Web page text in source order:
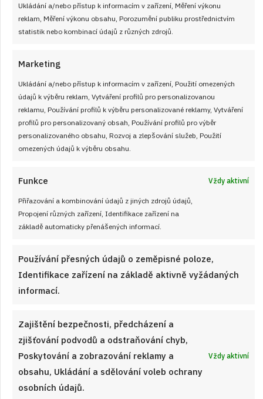
Ukládání a/nebo přístup k informacím v zařízení, Měření výkonu
reklam, Měření výkonu obsahu, Porozumění publiku prostřednictvím
statistik nebo kombinací údajů z různých zdrojů.
Marketing
Ukládání a/nebo přístup k informacím v zařízení, Použití omezených
údajů k výběru reklam, Vytváření profilů pro personalizovanou
reklamu, Používání profilů k výběru personalizované reklamy, Vytváření
profilů pro personalizovaný obsah, Používání profilů pro výběr
personalizovaného obsahu, Rozvoj a zlepšování služeb, Použití
omezených údajů k výběru obsahu.
Funkce Vždy aktivní
Přiřazování a kombinování údajů z jiných zdrojů údajů,
Propojení různých zařízení, Identifikace zařízení na
základě automaticky přenášených informací.
Používání přesných údajů o zeměpisné poloze,
Identifikace zařízení na základě aktivně vyžádaných
informací.
Zajištění bezpečnosti, předcházení a
zjišťování podvodů a odstraňování chyb,
Poskytování a zobrazování reklamy a
obsahu, Ukládání a sdělování voleb ochrany
osobních údajů.
Vždy aktivní
Staročeská černá omáčka: Recept na
vánočce
Černá omáčka je tradiční vánoční jídlo, na které se dnes
trochu zapomíná. Obnovte v tomto receptu s námi
staročeskou tradici, která stojí za to.
ČÍST RECEPT